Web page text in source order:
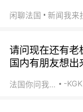
闲聊法国 新闻我来
请问现在还有老
国内有朋友想出
法国你问我答 -KGK